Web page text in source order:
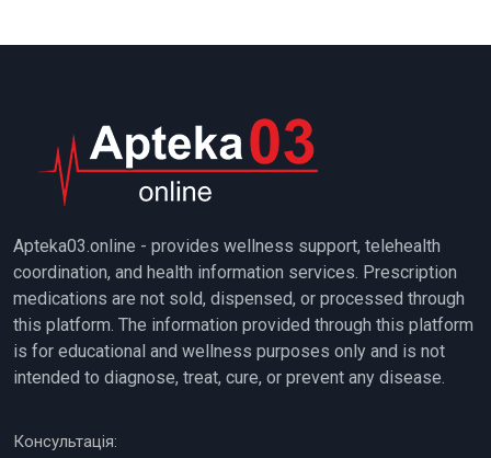
Apteka03.online - provides wellness support, telehealth
coordination, and health information services. Prescription
medications are not sold, dispensed, or processed through
this platform. The information provided through this platform
is for educational and wellness purposes only and is not
intended to diagnose, treat, cure, or prevent any disease.
Консультація: